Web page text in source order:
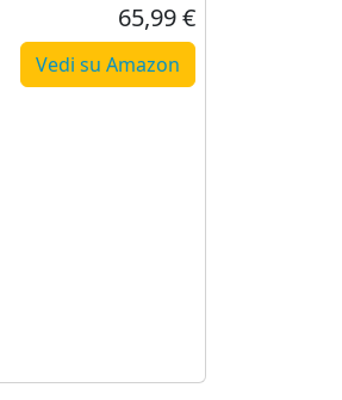
65,99 €
Vedi su Amazon